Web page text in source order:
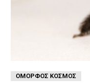
ΌΜΟΡΦΟΣ ΚΌΣΜΟΣ